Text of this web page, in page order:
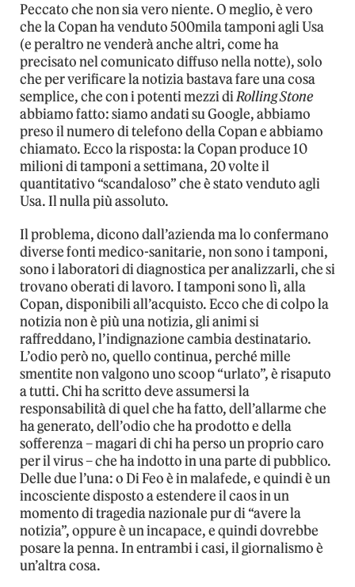
Peccato che non sia vero niente. O meglio, è vero
che la Copan ha venduto 500mila tamponi agli Usa
(e peraltro ne venderà anche altri, come ha
precisato nel comunicato diffuso nella notte), solo
che per verificare la notizia bastava fare una cosa
semplice, che con i potenti mezzi diRolling Stone
abbiamo fatto: siamo andati su Google, abbiamo
preso il numero di telefono della Copan e abbiamo
chiamato. Ecco la risposta: la Copan produce 10
milioni di tamponi a settimana, 20 volte il
quantitativo “scandaloso” che è stato venduto agli
Usa. Il nulla più assoluto.
Il problema, dicono dall’azienda ma lo confermano
diverse fonti medico-sanitarie, non sono i tamponi,
sono i laboratori di diagnostica per analizzarli, che si
trovano oberati di lavoro. I tamponi sono lì, alla
Copan, disponibili all’acquisto. Ecco che di colpo la
notizia non è più una notizia, gli animi si
raffreddano, l’indignazione cambia destinatario.
L’odio però no, quello continua, perché mille
smentite non valgono uno scoop “urlato”, è risaputo
a tutti. Chi ha scritto deve assumersi la
responsabilità di quel che ha fatto, dell’allarme che
ha generato, dell’odio che ha prodotto e della
sofferenza – magari di chi ha perso un proprio caro
per il virus – che ha indotto in una parte di pubblico.
Delle due l’una: o Di Feo è in malafede, e quindi è un
incosciente disposto a estendere il caos in un
momento di tragedia nazionale pur di “avere la
notizia”, oppure è un incapace, e quindi dovrebbe
posare la penna. In entrambi i casi, il giornalismo è
un’altra cosa.